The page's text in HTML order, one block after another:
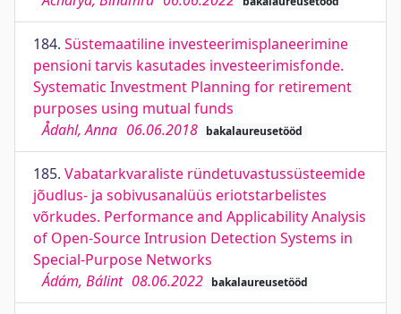
184. Süstemaatiline investeerimisplaneerimine
pensioni tarvis kasutades investeerimisfonde.
Systematic Investment Planning for retirement
purposes using mutual funds
Ådahl, Anna 06.06.2018 bakalaureusetööd
185. Vabatarkvaraliste ründetuvastussüsteemide
jõudlus- ja sobivusanalüüs eriotstarbelistes
võrkudes. Performance and Applicability Analysis
of Open-Source Intrusion Detection Systems in
Special-Purpose Networks
Ádám, Bálint 08.06.2022 bakalaureusetööd